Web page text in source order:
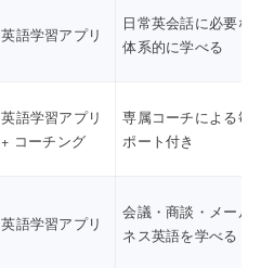
英語学習アプリ
日常英会話に必要な
体系的に学べる
英語学習アプリ
+ コーチング
専属コーチによる毎
ポート付き
英語学習アプリ
会議・商談・メール
ネス英語を学べる